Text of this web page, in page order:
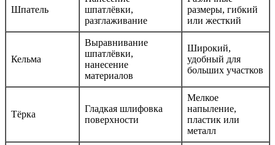
Шпатель
шпатлёвки,
разглаживание
размеры, гибкий
или жесткий
Кельма
Выравнивание
шпатлёвки,
нанесение
материалов
Широкий,
удобный для
больших участков
Тёрка
Гладкая шлифовка
поверхности
Мелкое
напыление,
пластик или
металл